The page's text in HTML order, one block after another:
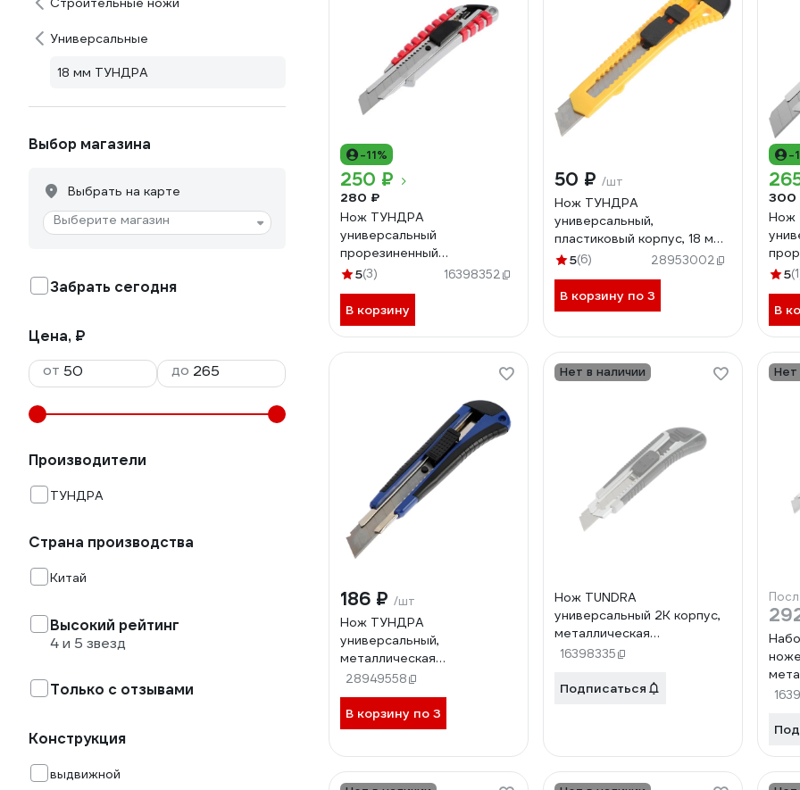
Универсальные
18 мм ТУНДРА
Выбор магазина
Выбрать на карте
Выберите магазин
Забрать сегодня
Цена, ₽
от
до
Производители
ТУНДРА
Страна производства
Китай
Высокий рейтинг
4 и 5 звезд
Только с отзывами
Конструкция
выдвижной
-11%
250 ₽
280 ₽
Нож ТУНДРА
универсальный
прорезиненный
металлический корпус, 18
5(3) 16398352
В корзину
50 ₽ /шт
Нож ТУНДРА
универсальный,
пластиковый корпус, 18 мм
1006496
5(6) 28953002
В корзину по 3
-
300
Нож
5
В
186 ₽ /шт
Нож ТУНДРА
универсальный,
металлическая
направляющая, 2К корпус,
18 мм 1006501
28949558
В корзину по 3
Нет в наличии
Нож TUNDRA
универсальный 2К корпус,
металлическая
направляющая, 2 доп.
16398335
Подписаться
Нет